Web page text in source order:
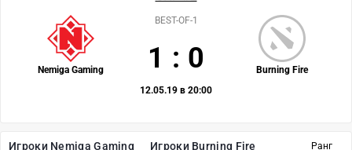
Ранг
Игроки Nemiga Gaming Игроки Burning Fire
Nemiga Gaming Burning Fire
BEST-OF-1
1 : 0
12.05.19 в 20:00